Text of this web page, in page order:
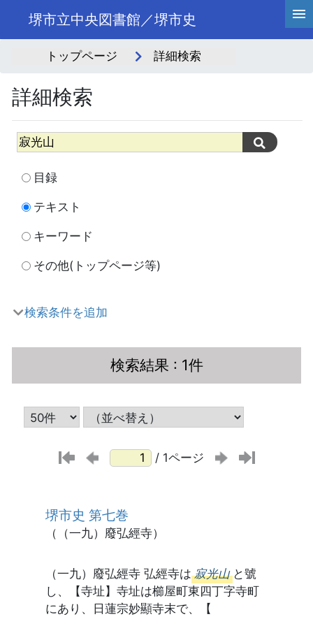
堺市立中央図書館／堺市史
トップページ 詳細検索
詳細検索
目録
テキスト
キーワード
その他(トップページ等)
検索条件を追加
検索結果 : 1件
/ 1ページ
堺市史 第七巻
（（一九）廢弘經寺）
（一九）廢弘經寺 弘經寺は 寂光山 と號
し、【寺址】寺址は櫛屋町東四丁字寺町
にあり、日蓮宗妙顯寺末で、【